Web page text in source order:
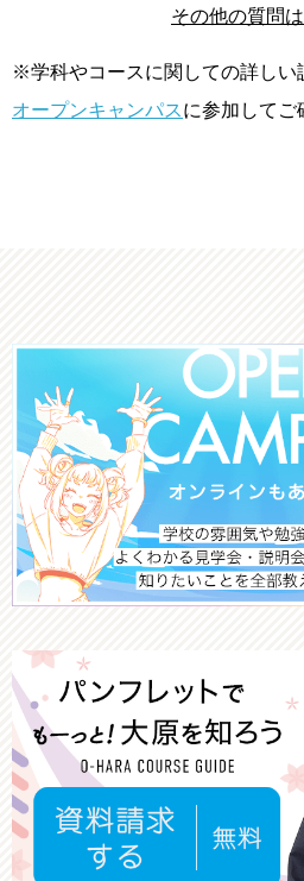
その他の質問
※学科やコースに関しての詳しい
オープンキャンパスに参加してご